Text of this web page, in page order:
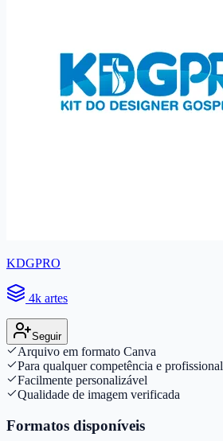
KDGPRO
4k artes
Seguir
Arquivo em formato Canva
Para qualquer competência e profissional
Facilmente personalizável
Qualidade de imagem verificada
Formatos disponíveis